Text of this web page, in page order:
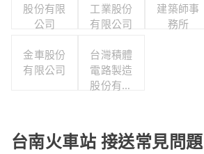
股份有限
公司
工業股份
有限公司
建築師事
務所
金車股份
有限公司
台灣積體
電路製造
股份有限
台南火車站 接送常見問題